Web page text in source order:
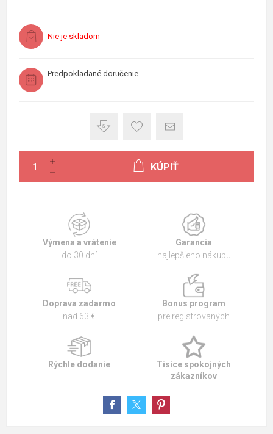
Nie je skladom
Predpokladané doručenie
KÚPIŤ
Výmena a vrátenie
do 30 dní
Garancia
najlepšieho nákupu
Doprava zadarmo
nad 63 €
Bonus program
pre registrovaných
Rýchle dodanie
Tisíce spokojných
zákazníkov